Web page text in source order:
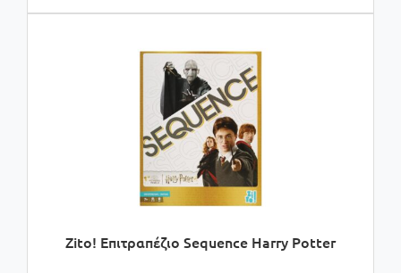
Zito! Επιτραπέζιο Sequence Harry Potter